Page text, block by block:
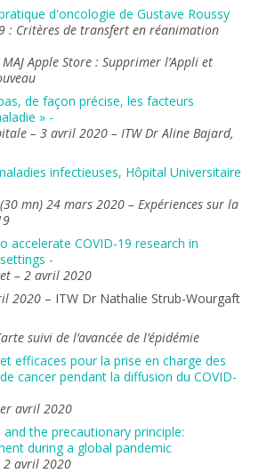
d'oncologie de Gustave Roussy
: Critères de transfert en réanimation
Apple Store : Supprimer l’Appli et
de façon précise, les facteurs
» -
– 3 avril 2020 – ITW Dr Aline Bajard,
infectieuses, Hôpital Universitaire
mn) 24 mars 2020 – Expériences sur la
accelerate COVID-19 research in
-
– 2 avril 2020
2020– ITW Dr Nathalie Strub-Wourgaft
suivi de l’avancée de l’épidémie
efficaces pour la prise en charge des
cancer pendant la diffusion du COVID-
avril 2020
and the precautionary principle:
during a global pandemic
2 avril 2020